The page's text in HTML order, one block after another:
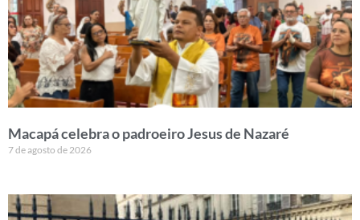
Macapá celebra o padroeiro Jesus de Nazaré
7 de agosto de 2026